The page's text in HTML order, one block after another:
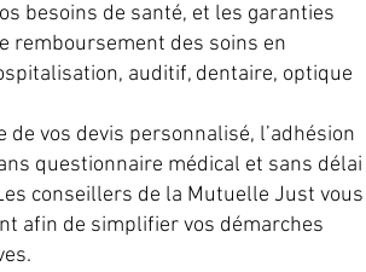
besoins de santé, et les garanties
remboursement des soins en
auditif, dentaire, optique
de vos devis personnalisé, l’adhésion
questionnaire médical et sans délai
conseillers de la Mutuelle Just vous
afin de simplifier vos démarches